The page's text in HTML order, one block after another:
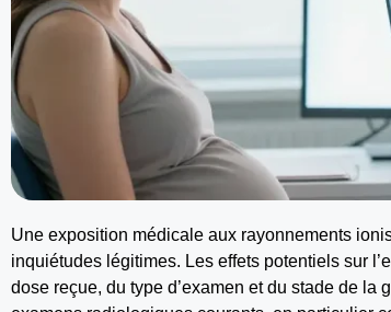
Une exposition médicale aux rayonnements
inquiétudes légitimes. Les effets potentiels sur
dose reçue, du type d’examen et du stade de la